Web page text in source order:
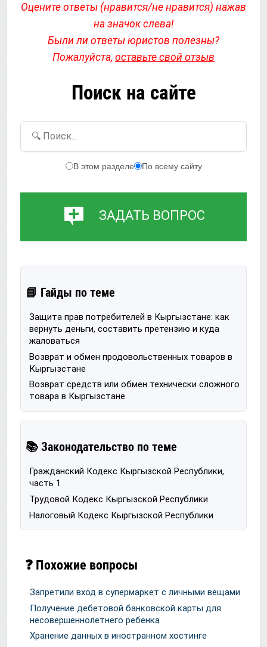
Оцените ответы (нравится/не нравится) нажав
на значок слева!
Были ли ответы юристов полезны?
Пожалуйста, оставьте свой отзыв
Поиск на сайте
🔍 Поиск...
В этом разделе По всему сайту
ЗАДАТЬ ВОПРОС
📘 Гайды по теме
Защита прав потребителей в Кыргызстане: как
вернуть деньги, составить претензию и куда
жаловаться
Возврат и обмен продовольственных товаров в
Кыргызстане
Возврат средств или обмен технически сложного
товара в Кыргызстане
📚 Законодательство по теме
Гражданский Кодекс Кыргызской Республики,
часть 1
Трудовой Кодекс Кыргызской Республики
Налоговый Кодекс Кыргызской Республики
❓ Похожие вопросы
Запретили вход в супермаркет с личными вещами
Получение дебетовой банковской карты для
несовершеннолетнего ребенка
Хранение данных в иностранном хостинге